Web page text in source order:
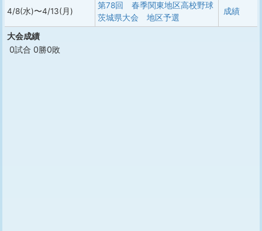
4/8(水)〜4/13(月)
第78回 春季関東地区高校野球
茨城県大会 地区予選
成績
大会成績
0試合 0勝0敗